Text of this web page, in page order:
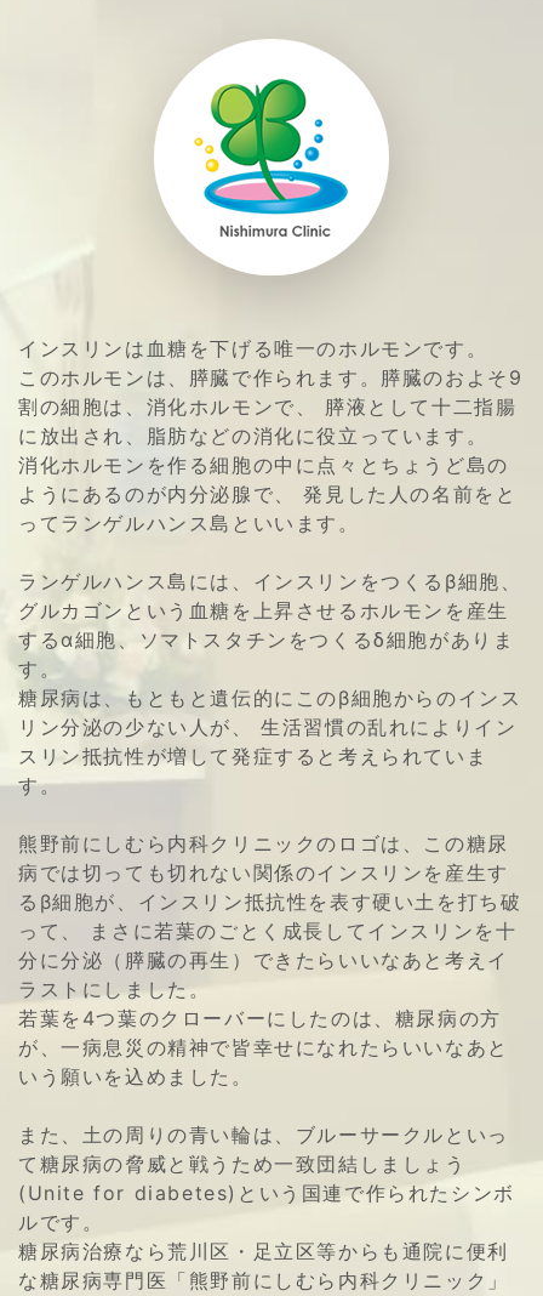
インスリンは血糖を下げる唯一のホルモンです。
このホルモンは、膵臓で作られます。膵臓のおよそ9
割の細胞は、消化ホルモンで、 膵液として十二指腸
に放出され、脂肪などの消化に役立っています。
消化ホルモンを作る細胞の中に点々とちょうど島の
ようにあるのが内分泌腺で、 発見した人の名前をと
ってランゲルハンス島といいます。
ランゲルハンス島には、インスリンをつくるβ細胞、
グルカゴンという血糖を上昇させるホルモンを産生
するα細胞、ソマトスタチンをつくるδ細胞がありま
す。
糖尿病は、もともと遺伝的にこのβ細胞からのインス
リン分泌の少ない人が、 生活習慣の乱れによりイン
スリン抵抗性が増して発症すると考えられていま
す。
熊野前にしむら内科クリニックのロゴは、この糖尿
病では切っても切れない関係のインスリンを産生す
るβ細胞が、インスリン抵抗性を表す硬い土を打ち破
って、 まさに若葉のごとく成長してインスリンを十
分に分泌（膵臓の再生）できたらいいなあと考えイ
ラストにしました。
若葉を4つ葉のクローバーにしたのは、糖尿病の方
が、一病息災の精神で皆幸せになれたらいいなあと
いう願いを込めました。
また、土の周りの青い輪は、ブルーサークルといっ
て糖尿病の脅威と戦うため一致団結しましょう
(Unite for diabetes)という国連で作られたシンボ
ルです。
糖尿病治療なら荒川区・足立区等からも通院に便利
な糖尿病専門医「熊野前にしむら内科クリニック」